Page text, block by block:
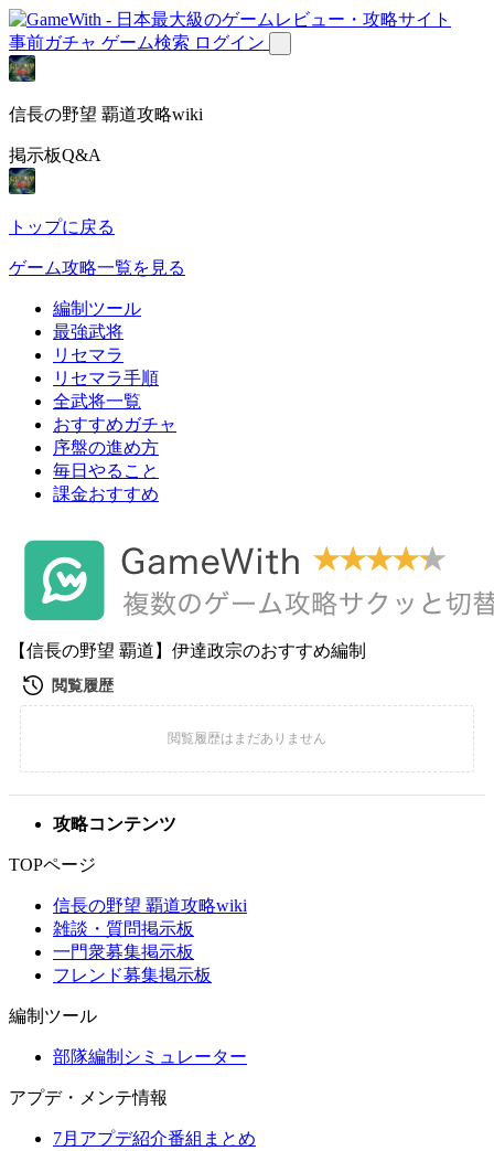
事前ガチャ ゲーム検索 ログイン
信長の野望 覇道攻略wiki
掲示板Q&A
トップに戻る
ゲーム攻略一覧を見る
編制ツール
最強武将
リセマラ
リセマラ手順
全武将一覧
おすすめガチャ
序盤の進め方
毎日やること
課金おすすめ
【信長の野望 覇道】伊達政宗のおすすめ編制
攻略コンテンツ
TOPページ
信長の野望 覇道攻略wiki
雑談・質問掲示板
一門衆募集掲示板
フレンド募集掲示板
編制ツール
部隊編制シミュレーター
アプデ・メンテ情報
7月アプデ紹介番組まとめ